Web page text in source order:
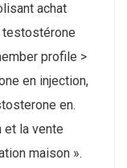
achat
testostérone
profile >
en injection,
en.
et la vente
maison ».